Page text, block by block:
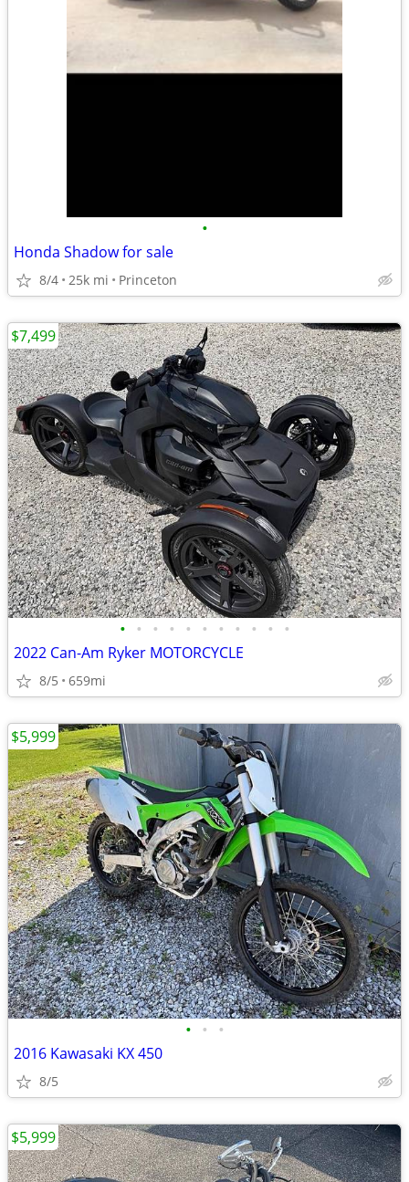
•
Honda Shadow for sale
8/4 25k mi Princeton
• • • • • • • • • • •
2022 Can-Am Ryker MOTORCYCLE
8/5 659mi
$7,499
• • •
2016 Kawasaki KX 450
8/5
$5,999
$5,999